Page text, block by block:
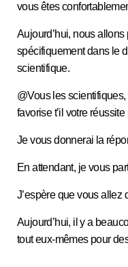
vous êtes
Aujourd’hui, nous
spécifiquement dans le
scientifique.
@Vous les
favorise t’il votre
Je vous donnerai la
En attendant, je vous
J’espère que vous allez
Aujourd’hui, il y a
tout eux-mêmes pour